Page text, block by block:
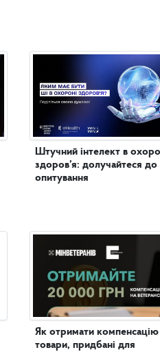
Штучний інтелект в
здоров’я: долучайтеся до
опитування
Як отримати компенсацію
товари, придбані для